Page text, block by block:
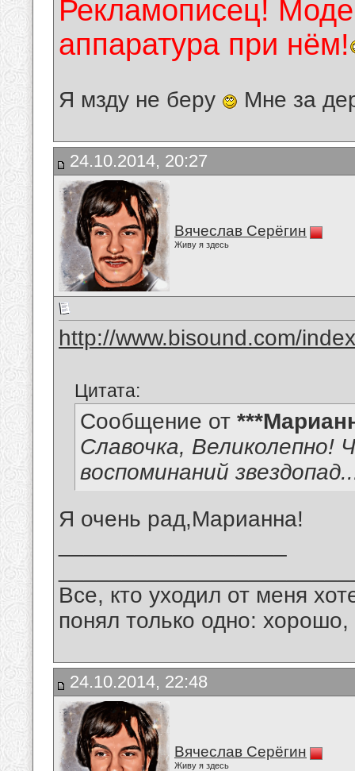
Рекламописец!
аппаратура при нём!
Я мзду не беру Мне за
24.10.2014, 20:27
Вячеслав Серёгин
Живу я здесь
http://www.bisound.com/
Цитата:
Сообщение от
Славочка, Великолепно!
воспоминаний
Я очень рад,Марианна!
Все, кто уходил от меня
понял только одно:
24.10.2014, 22:48
Вячеслав Серёгин
Живу я здесь